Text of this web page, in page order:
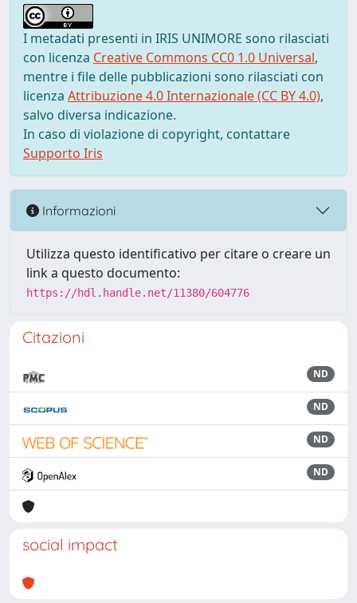
I metadati presenti in IRIS UNIMORE sono rilasciati
con licenza Creative Commons CC0 1.0 Universal,
mentre i file delle pubblicazioni sono rilasciati con
licenza Attribuzione 4.0 Internazionale (CC BY 4.0),
salvo diversa indicazione.
In caso di violazione di copyright, contattare
Supporto Iris
Informazioni
Utilizza questo identificativo per citare o creare un
link a questo documento:
https://hdl.handle.net/11380/604776
Citazioni
ND
ND
ND
ND
social impact